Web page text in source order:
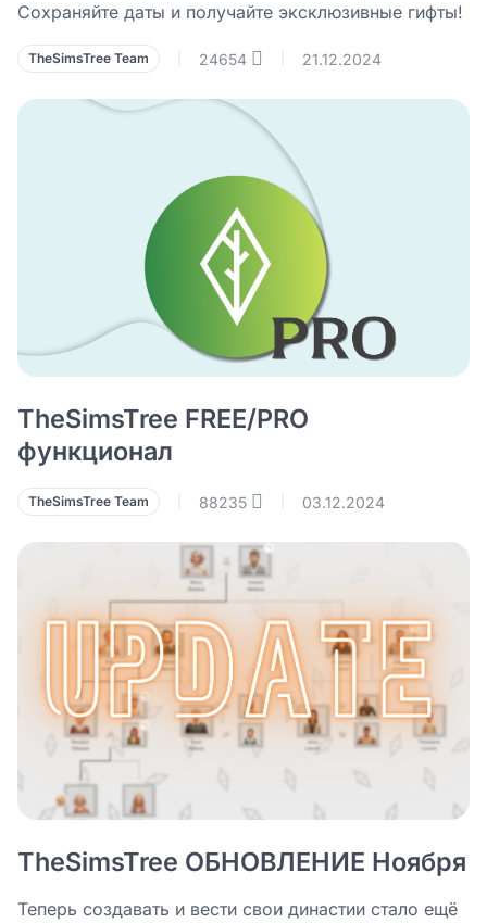
Сохраняйте даты и получайте эксклюзивные гифты!
TheSimsTree Team 24654 21.12.2024
TheSimsTree FREE/PRO
функционал
TheSimsTree Team 88235 03.12.2024
TheSimsTree ОБНОВЛЕНИЕ Ноября
Теперь создавать и вести свои династии стало ещё